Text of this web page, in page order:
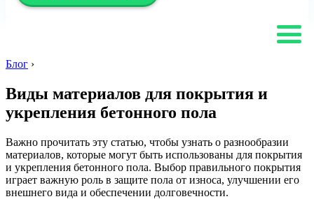
Блог ›
Виды материалов для покрытия и
укрепления бетонного пола
Важно прочитать эту статью, чтобы узнать о разнообразии
материалов, которые могут быть использованы для покрытия
и укрепления бетонного пола. Выбор правильного покрытия
играет важную роль в защите пола от износа, улучшении его
внешнего вида и обеспечении долговечности.